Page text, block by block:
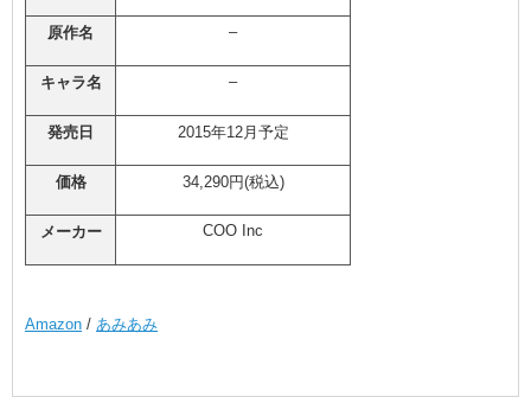
原作名 –
キャラ名 –
発売日 2015年12月予定
価格 34,290円(税込)
メーカー COO Inc
Amazon / あみあみ